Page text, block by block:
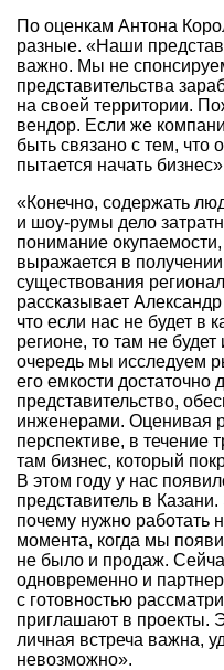
По оценкам Антона
разные. «Наши
важно. Мы не
представительства
на своей территории.
вендор. Если же
быть связано с тем, что
пытается начать
«Конечно, содержать
и шоу-румы дело
понимание
выражается в
существования
рассказывает
что если нас не будет в
регионе, то там не
очередь мы исследуем
его емкости достаточно
представительство,
инженерами. Оценивая
перспективе, в течение
там бизнес, который
В этом году у нас
представитель в
почему нужно работать
момента, когда мы
не было и продаж.
одновременно и
с готовностью
приглашают в проекты.
личная встреча важна,
невозможно».